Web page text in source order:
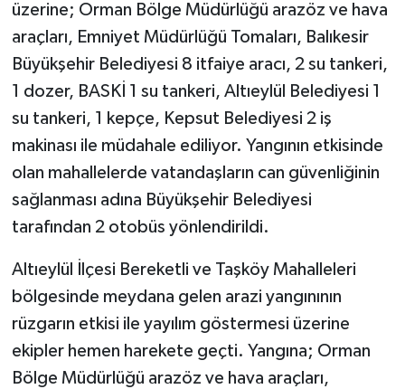
üzerine; Orman Bölge Müdürlüğü arazöz ve hava
araçları, Emniyet Müdürlüğü Tomaları, Balıkesir
Büyükşehir Belediyesi 8 itfaiye aracı, 2 su tankeri,
1 dozer, BASKİ 1 su tankeri, Altıeylül Belediyesi 1
su tankeri, 1 kepçe, Kepsut Belediyesi 2 iş
makinası ile müdahale ediliyor. Yangının etkisinde
olan mahallelerde vatandaşların can güvenliğinin
sağlanması adına Büyükşehir Belediyesi
tarafından 2 otobüs yönlendirildi.
Altıeylül İlçesi Bereketli ve Taşköy Mahalleleri
bölgesinde meydana gelen arazi yangınının
rüzgarın etkisi ile yayılım göstermesi üzerine
ekipler hemen harekete geçti. Yangına; Orman
Bölge Müdürlüğü arazöz ve hava araçları,